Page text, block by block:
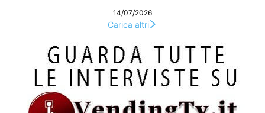
14/07/2026
Carica altri